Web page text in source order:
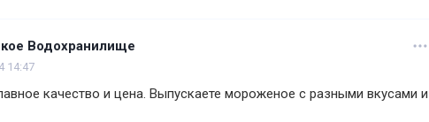
Водохранилище
14:47
качество и цена. Выпускаете мороженое с разными вкусами и